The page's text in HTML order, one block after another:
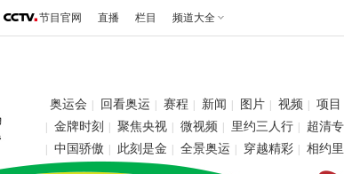
节目官网 直播 栏目 频道大全
奥运会 回看奥运 赛程 新闻 图片 视频 项目
金牌时刻 聚焦央视 微视频 里约三人行 超清
中国骄傲 此刻是金 全景奥运 穿越精彩 相约